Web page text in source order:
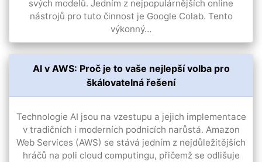
svých modelů. Jedním z nejpopulárnějších online
nástrojů pro tuto činnost je Google Colab. Tento
výkonný…
AI v AWS: Proč je to vaše nejlepší volba pro
škálovatelná řešení
Technologie AI jsou na vzestupu a jejich implementace
v tradičních i moderních podnicích narůstá. Amazon
Web Services (AWS) se stává jedním z nejdůležitějších
hráčů na poli cloud computingu, přičemž se odlišuje